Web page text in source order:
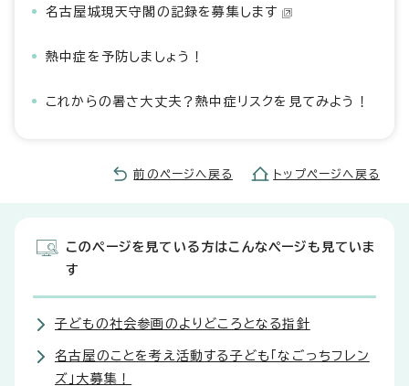
名古屋城現天守閣の記録を募集します
熱中症を予防しましょう！
これからの暑さ大丈夫？熱中症リスクを見てみよう！
前のページへ戻る トップページへ戻る
このページを見ている方はこんなページも見ていま
す
子どもの社会参画のよりどころとなる指針
名古屋のことを考え活動する子ども「なごっちフレン
ズ」大募集！